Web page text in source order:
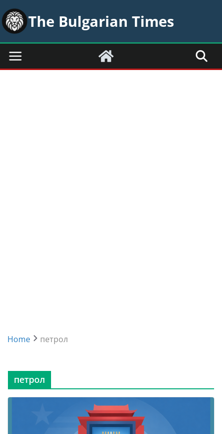
Skip
to
content
The Bulgarian Times
Home петрол
петрол